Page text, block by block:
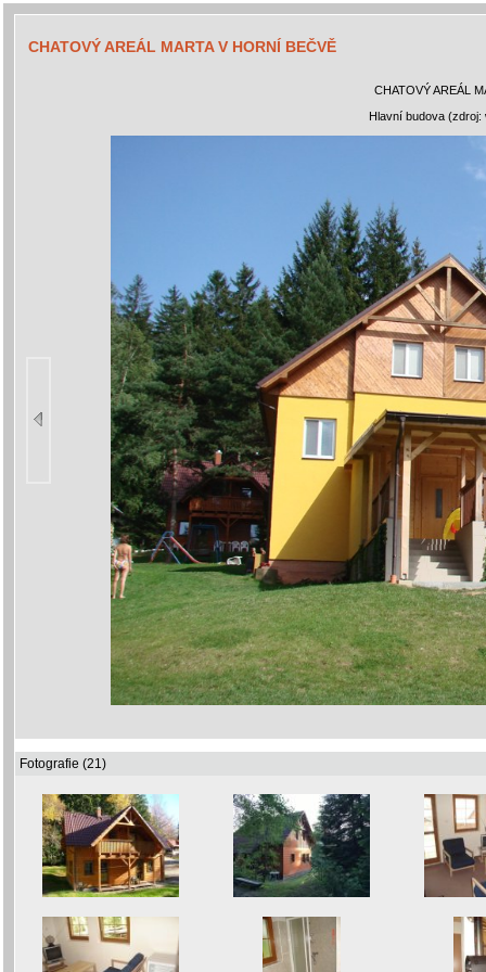
CHATOVÝ AREÁL MARTA V HORNÍ BEČVĚ
CHATOVÝ AREÁL
Hlavní budova
Fotografie (21)